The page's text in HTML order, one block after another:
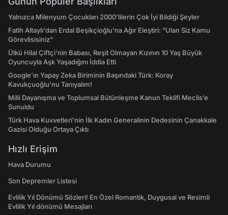
Yalnızca Milenyum Çocukları 2000'lilerin Çok İyi Bildiği Şeyler
Fatih Altaylı'dan Erdal Beşikçioğlu'na Ağır Eleştiri: "Ulan Siz Kamu
Görevlisisiniz"
Ülkü Hilal Çiftçi'nin Babası, Reşit Olmayan Kızının 10 Yaş Büyük
Oyuncuyla Aşk Yaşadığını İddia Etti
Google'ın Yapay Zeka Biriminin Başındaki Türk: Koray
Kavukçuoğlu'nu Tanıyalım!
Milli Dayanışma ve Toplumsal Bütünleşme Kanun Teklifi Meclis’e
Sunuldu
Türk Hava Kuvvetleri'nin İlk Kadın Generalinin Dedesinin Çanakkale
Gazisi Olduğu Ortaya Çıktı
Hızlı Erişim
Hava Durumu
Son Depremler Listesi
Evlilik Yıl Dönümü Sözleri! En Özel Romantik, Duygusal ve Resimli
Evlilik Yıl dönümü Mesajları